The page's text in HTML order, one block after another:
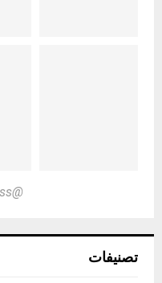
@thefirstmess
تصنيفات